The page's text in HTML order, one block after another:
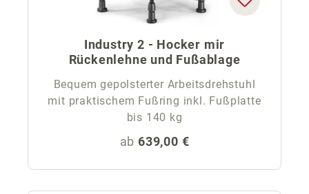
Industry 2 - Hocker mir
Rückenlehne und Fußablage
Bequem gepolsterter Arbeitsdrehstuhl
mit praktischem Fußring inkl. Fußplatte
bis 140 kg
Regulärer Preis:
ab 639,00 €